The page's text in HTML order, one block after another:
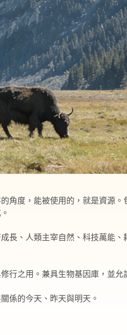
度，能被使用的，就是資源
長、人類主宰自然、科技萬能
行之用。兼具生物基因庫，並
係的今天、昨天與明天。